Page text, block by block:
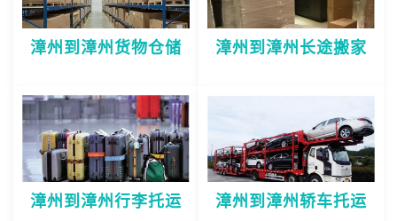
漳州到漳州货物仓储 漳州到漳州长途搬家
漳州到漳州行李托运 漳州到漳州轿车托运